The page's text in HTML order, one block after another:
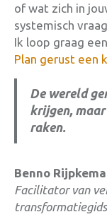
of wat zich in
systemisch
Ik loop graag
Plan gerust een
De wereld
krijgen,
raken.
Benno Rijpkema
Facilitator van